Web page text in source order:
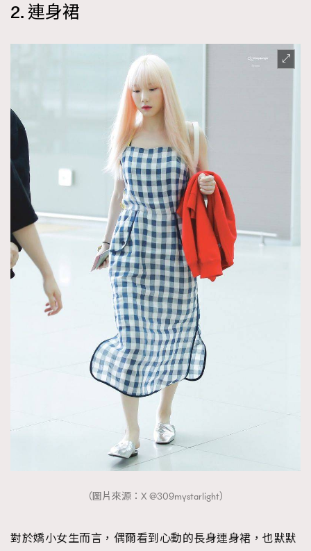
2. 連身裙
（圖片來源：X @309mystarlight）
對於嬌小女生而言，偶爾看到心動的長身連身裙，也默默